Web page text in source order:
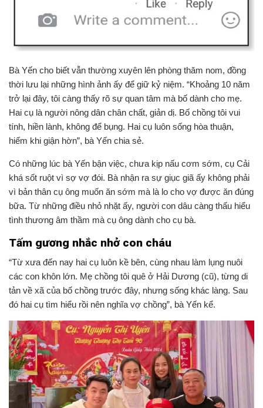
Bà Yến cho biết vẫn thường xuyên lên phòng thăm nom, đồng
thời lưu lại những hình ảnh ấy để giữ kỷ niệm. “Khoảng 10 năm
trở lại đây, tôi càng thấy rõ sự quan tâm mà bố dành cho mẹ.
Hai cụ là người nông dân chân chất, giản dị. Bố chồng tôi vui
tính, hiền lành, không để bụng. Hai cụ luôn sống hòa thuận,
hiếm khi giận hờn”, bà Yến chia sẻ.
Có những lúc bà Yến bận việc, chưa kịp nấu cơm sớm, cụ Cải
khá sốt ruột vì sợ vợ đói. Bà nhận ra sự giục giã ấy không phải
vì bản thân cụ ông muốn ăn sớm mà là lo cho vợ được ăn đúng
bữa. Từ những điều nhỏ nhặt ấy, người con dâu càng thấu hiểu
tình thương âm thầm mà cụ ông dành cho cụ bà.
Tấm gương nhắc nhở con cháu
“Từ xưa đến nay hai cụ luôn kề bên, cùng nhau làm lụng nuôi
các con khôn lớn. Mẹ chồng tôi quê ở Hải Dương (cũ), từng di
tản về xã của bố chồng trước đây, nhưng sống khác làng. Sau
đó hai cụ tìm hiểu rồi nên nghĩa vợ chồng”, bà Yến kể.